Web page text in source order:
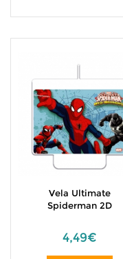
Vela Ultimate
Spiderman 2D
4,49€